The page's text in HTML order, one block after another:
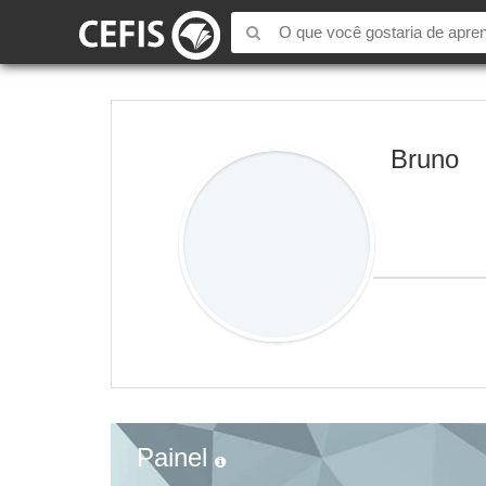
Bruno
Painel